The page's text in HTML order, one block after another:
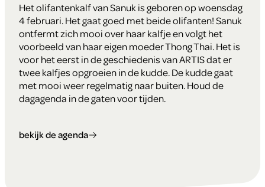
Het olifantenkalf van Sanuk is geboren op woensdag
4 februari. Het gaat goed met beide olifanten! Sanuk
ontfermt zich mooi over haar kalfje en volgt het
voorbeeld van haar eigen moeder Thong Thai. Het is
voor het eerst in de geschiedenis van ARTIS dat er
twee kalfjes opgroeien in de kudde. De kudde gaat
met mooi weer regelmatig naar buiten. Houd de
dagagenda in de gaten voor tijden.
bekijk de agenda